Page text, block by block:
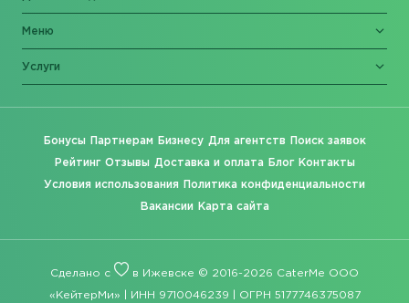
Меню
Услуги
Бонусы Партнерам Бизнесу Для агентств Поиск заявок
Рейтинг Отзывы Доставка и оплата Блог Контакты
Условия использования Политика конфиденциальности
Вакансии Карта сайта
Сделано с в Ижевске © 2016-2026 CaterMe ООО
«КейтерМи» | ИНН 9710046239 | ОГРН 5177746375087